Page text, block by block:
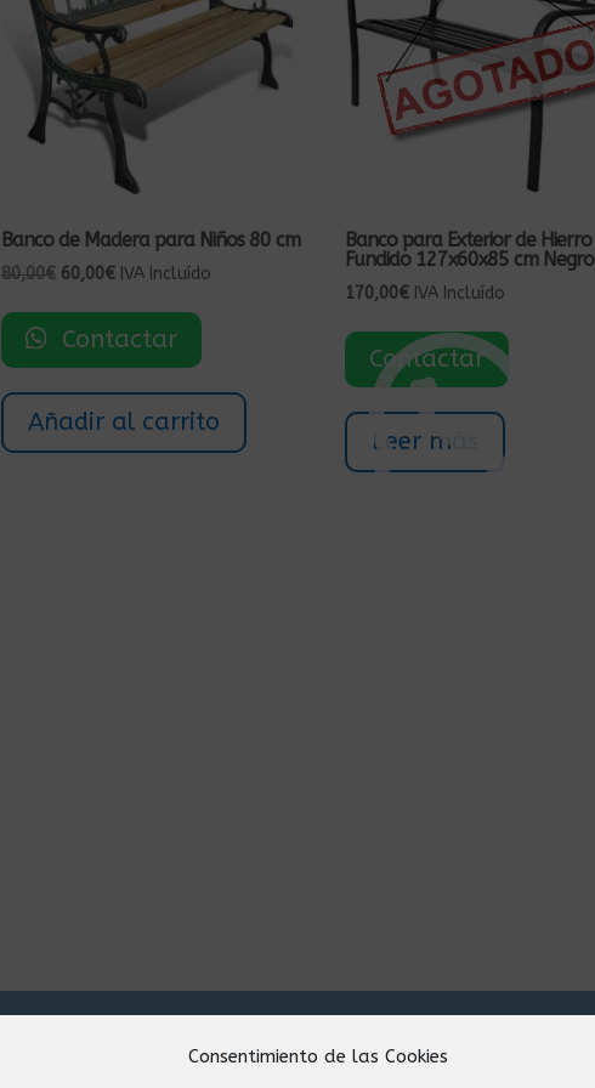
Consentimiento de las Cookies
Banco de Madera para Niños 80 cm
80,00€ El
original
60,00€El
actual
IVA Incluído
Contactar
Añadir al carrito
Banco para Exterior de Hierro
Fundido 127x60x85 cm Negro
170,00€ IVA Incluído
Contactar
Leer más